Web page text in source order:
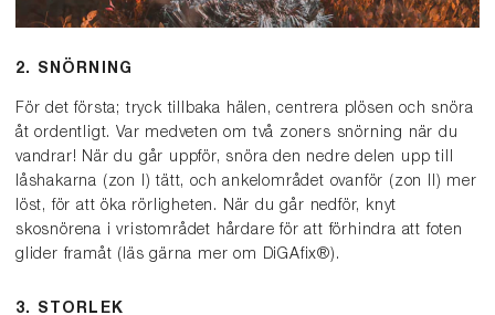
2. SNÖRNING
För det första; tryck tillbaka hälen, centrera plösen och snöra
åt ordentligt. Var medveten om två zoners snörning när du
vandrar! När du går uppför, snöra den nedre delen upp till
låshakarna (zon I) tätt, och ankelområdet ovanför (zon II) mer
löst, för att öka rörligheten. När du går nedför, knyt
skosnörena i vristområdet hårdare för att förhindra att foten
glider framåt (läs gärna mer om DiGAfix®).
3. STORLEK